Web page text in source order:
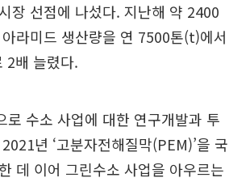
장 선점에 나섰다. 지난해 약 2400
라미드 생산량을 연 7500톤(t)에서
2배 늘렸다.
로 수소 사업에 대한 연구개발과 투
년 ‘고분자전해질막(PEM)’을 국
데 이어 그린수소 사업을 아우르는